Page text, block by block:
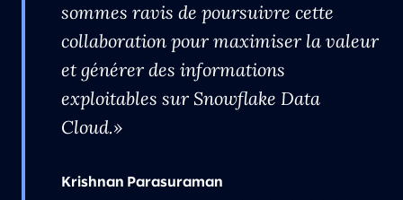
sommes ravis de poursuivre cette
collaboration pour maximiser la valeur
et générer des informations
exploitables sur Snowflake Data
Cloud.
Krishnan Parasuraman